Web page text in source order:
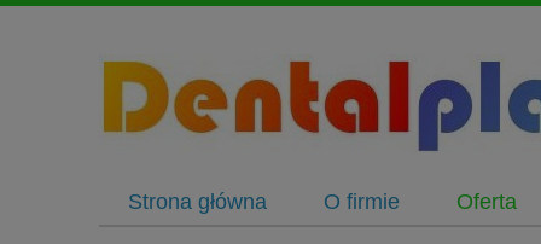
Strona główna O firmie Oferta